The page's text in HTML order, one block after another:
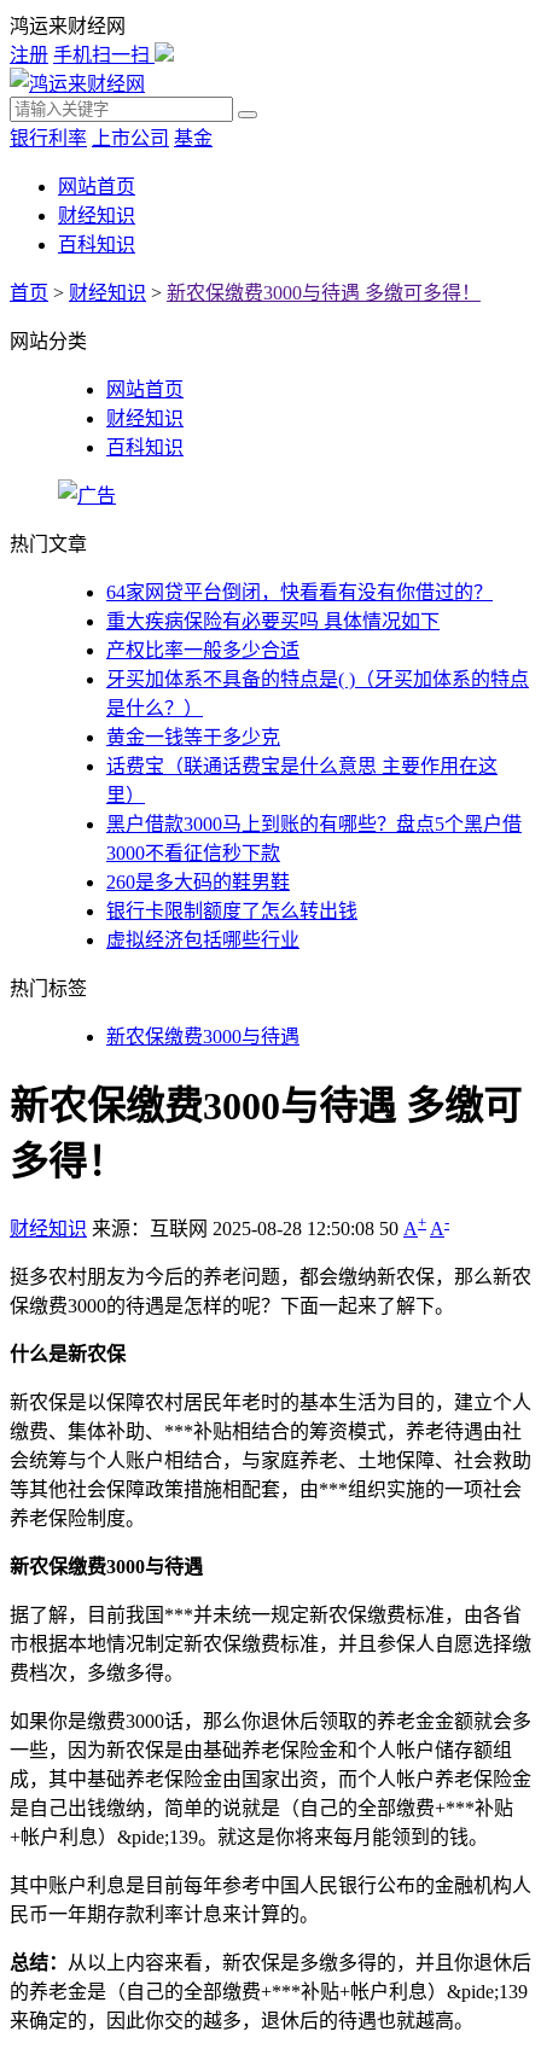
鸿运来财经网
注册 手机扫一扫
银行利率 上市公司 基金
网站首页
财经知识
百科知识
首页 > 财经知识 > 新农保缴费3000与待遇 多缴可多得！
网站分类
网站首页
财经知识
百科知识
热门文章
64家网贷平台倒闭，快看看有没有你借过的？
重大疾病保险有必要买吗 具体情况如下
产权比率一般多少合适
牙买加体系不具备的特点是( )（牙买加体系的特点
是什么？）
黄金一钱等于多少克
话费宝（联通话费宝是什么意思 主要作用在这
里）
黑户借款3000马上到账的有哪些？盘点5个黑户借
3000不看征信秒下款
260是多大码的鞋男鞋
银行卡限制额度了怎么转出钱
虚拟经济包括哪些行业
热门标签
新农保缴费3000与待遇
新农保缴费3000与待遇 多缴可
多得！
财经知识 来源：互联网 2025-08-28 12:50:08 50 A+ A-
挺多农村朋友为今后的养老问题，都会缴纳新农保，那么新农
保缴费3000的待遇是怎样的呢？下面一起来了解下。
什么是新农保
新农保是以保障农村居民年老时的基本生活为目的，建立个人
缴费、集体补助、***补贴相结合的筹资模式，养老待遇由社
会统筹与个人账户相结合，与家庭养老、土地保障、社会救助
等其他社会保障政策措施相配套，由***组织实施的一项社会
养老保险制度。
新农保缴费3000与待遇
据了解，目前我国***并未统一规定新农保缴费标准，由各省
市根据本地情况制定新农保缴费标准，并且参保人自愿选择缴
费档次，多缴多得。
如果你是缴费3000话，那么你退休后领取的养老金金额就会多
一些，因为新农保是由基础养老保险金和个人帐户储存额组
成，其中基础养老保险金由国家出资，而个人帐户养老保险金
是自己出钱缴纳，简单的说就是（自己的全部缴费+***补贴
+帐户利息）&pide;139。就这是你将来每月能领到的钱。
其中账户利息是目前每年参考中国人民银行公布的金融机构人
民币一年期存款利率计息来计算的。
总结：
从以上内容来看，新农保是多缴多得的，并且你退休后
的养老金是（自己的全部缴费+***补贴+帐户利息）&pide;139
来确定的，因此你交的越多，退休后的待遇也就越高。